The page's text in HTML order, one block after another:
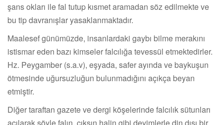
şans okları ile fal tutup kısmet aramadan söz edilmekte ve
bu tip davranışlar yasaklanmaktadır.
Maalesef günümüzde, insanlardaki gaybı bilme merakını
istismar eden bazı kimseler falcılığa tevessül etmektedirler.
Hz. Peygamber (s.a.v), eşyada, safer ayında ve baykuşun
ötmesinde uğursuzluğun bulunmadığını açıkça beyan
etmiştir.
Diğer taraftan gazete ve dergi köşelerinde falcılık sütunları
açılarak söyle falın, çıksın halin gibi deyimlerle din dışı bir